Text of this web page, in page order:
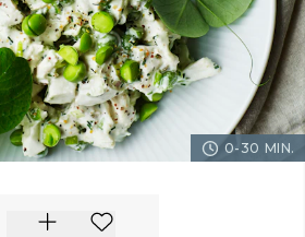
0-30 MIN.